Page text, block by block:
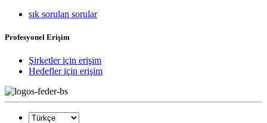
sık sorulan sorular
Profesyonel Erişim
Şirketler için erişim
Hedefler için erişim